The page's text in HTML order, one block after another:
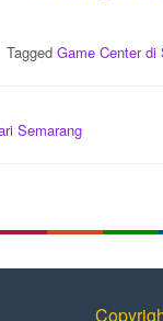
Tagged Game Center di
Semarang